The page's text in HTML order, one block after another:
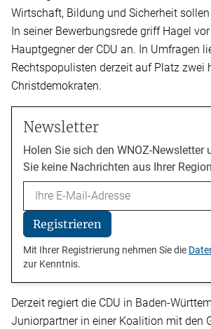
Wirtschaft, Bildung und Sicherheit
In seiner Bewerbungsrede griff Hagel
Hauptgegner der CDU an. In Umfragen
Rechtspopulisten derzeit auf Platz zwei
Christdemokraten.
Newsletter
Holen Sie sich den WNOZ-Newsletter
Sie keine Nachrichten aus Ihrer
Email
Registrieren
Mit Ihrer Registrierung nehmen Sie die
zur Kenntnis.
Derzeit regiert die CDU in Baden-
Juniorpartner in einer Koalition mit den